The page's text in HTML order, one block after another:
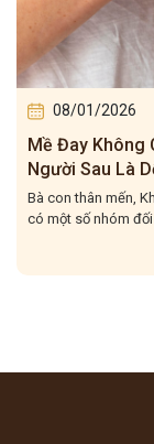
08/01/2026
Mề Đay Không
Người Sau Là
Bà con thân mến,
có một số nhóm đối